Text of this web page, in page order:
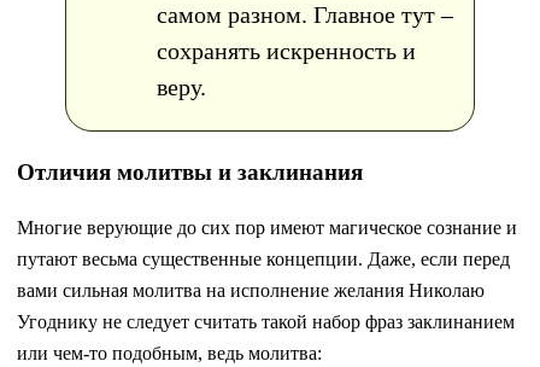
самом разном. Главное тут –
сохранять искренность и
веру.
Отличия молитвы и заклинания
Многие верующие до сих пор имеют магическое сознание и
путают весьма существенные концепции. Даже, если перед
вами сильная молитва на исполнение желания Николаю
Угоднику не следует считать такой набор фраз заклинанием
или чем-то подобным, ведь молитва: